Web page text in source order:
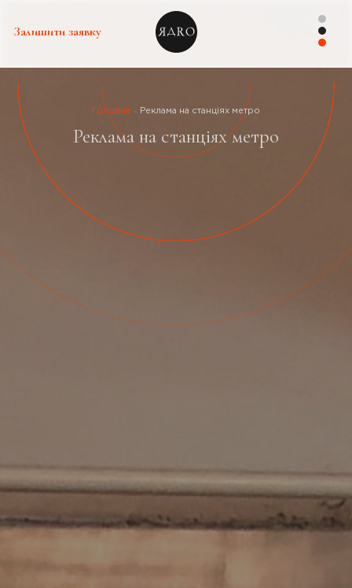
Залишити заявку
Головна Реклама на станціях метро
Реклама на станціях метро